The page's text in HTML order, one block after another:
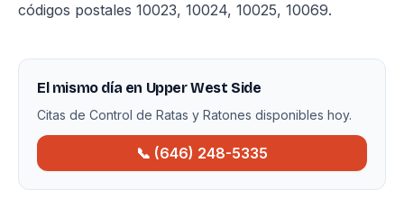
códigos postales 10023, 10024, 10025, 10069.
El mismo día en Upper West Side
Citas de Control de Ratas y Ratones disponibles hoy.
📞 (646) 248-5335